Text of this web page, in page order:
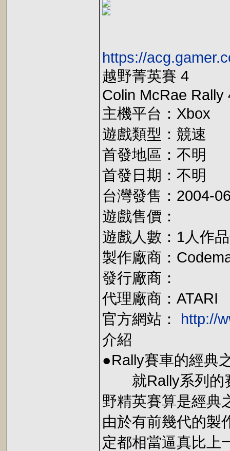
https://
越野菁英賽 4
Colin McRae Rally
主機平台：Xbox
遊戲類型：競速
首發地區：不明
首發日期：不明
台灣發售：2004-
遊戲售價：
遊戲人數：1人作
製作廠商：
發行廠商：
代理廠商：ATARI
官方網站： http://
介紹
●Rally賽車的經典
就Rally系列的賽
野精英賽算是經典
由於有前幾代的製
定都相當逼真比上